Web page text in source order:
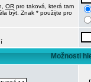
OR pro taková, která tam
být. Znak * použijte pro
Možnosti